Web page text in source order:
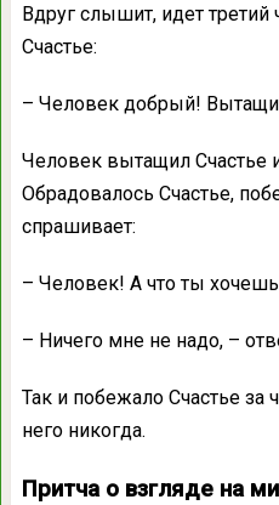
Вдруг слышит, идет третий
Счастье:
– Человек добрый!
Человек вытащил
Обрадовалось Счастье,
спрашивает:
– Человек! А что ты
– Ничего мне не надо, –
Так и побежало Счастье за
него никогда.
Притча о взгляде на